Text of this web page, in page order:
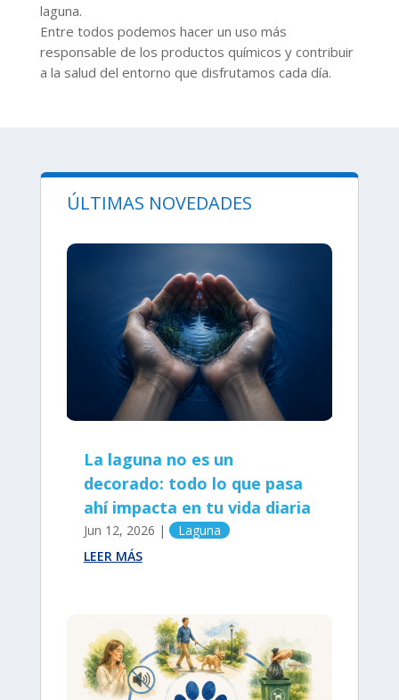
laguna.
Entre todos podemos hacer un uso más
responsable de los productos químicos y contribuir
a la salud del entorno que disfrutamos cada día.
ÚLTIMAS NOVEDADES
La laguna no es un
decorado: todo lo que pasa
ahí impacta en tu vida diaria
Jun 12, 2026 |
Laguna
LEER MÁS